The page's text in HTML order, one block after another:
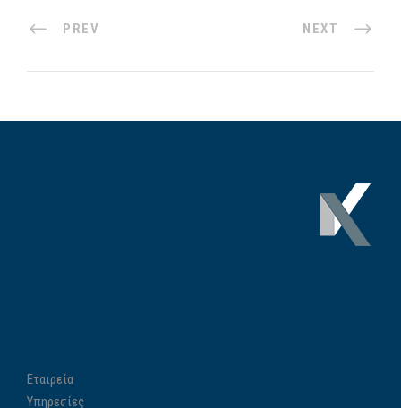
PREV NEXT
Εταιρεία
Υπηρεσίες